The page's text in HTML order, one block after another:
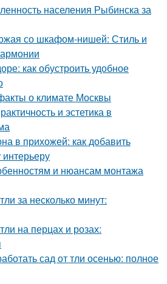
населения Рыбинска за
со шкафом-нишей: Стиль и
как обустроить удобное
о климате Москвы
и эстетика в
в прихожей: как добавить
и нюансам монтажа
за несколько минут:
на перцах и розах:
сад от тли осенью: полное